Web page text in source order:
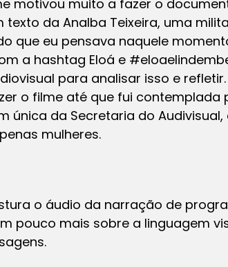
motivou muito a fazer o
da Analba Teixeira, uma
que eu pensava naquele
a hashtag Eloá e
para analisar isso e
o filme até que fui contemplada
única da Secretaria do
mulheres.
o áudio da narração de
pouco mais sobre a linguagem